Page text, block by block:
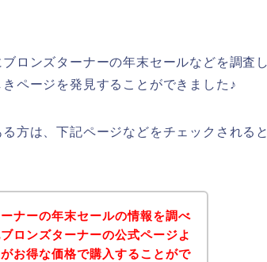
ロンズターナーの年末セールなどを調査
ページを発見することができました♪
方は、下記ページなどをチェックされる
ナーの年末セールの情報を調べ
ロンズターナーの公式ページよ
お得な価格で購入することがで